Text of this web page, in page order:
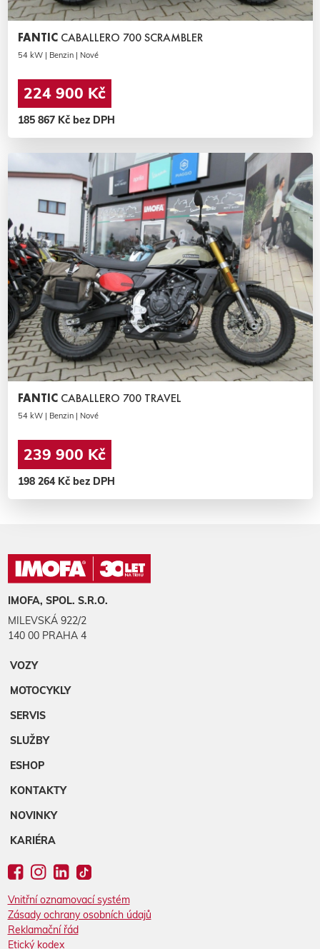
FANTIC CABALLERO 700 SCRAMBLER
54 kW | Benzin | Nové
224 900 Kč
185 867 Kč bez DPH
FANTIC CABALLERO 700 TRAVEL
54 kW | Benzin | Nové
239 900 Kč
198 264 Kč bez DPH
IMOFA, SPOL. S.R.O.
MILEVSKÁ 922/2
140 00 PRAHA 4
VOZY
MOTOCYKLY
SERVIS
SLUŽBY
ESHOP
KONTAKTY
NOVINKY
KARIÉRA
Vnitřní oznamovací systém
Zásady ochrany osobních údajů
Reklamační řád
Etický kodex